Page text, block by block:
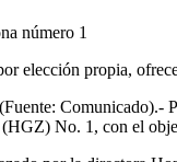
número 1
elección propia,
No. 1, con el